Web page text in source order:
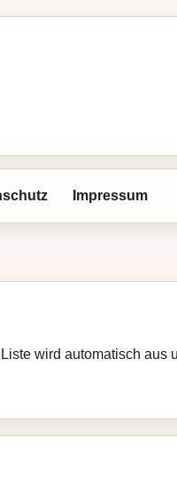
Impressum
wird automatisch aus